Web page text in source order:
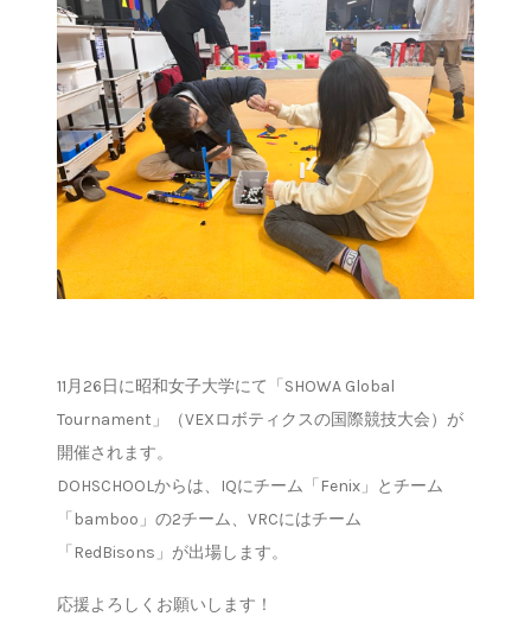
11月26日に昭和女子大学にて「SHOWA Global
Tournament」（VEXロボティクスの国際競技大会）が
開催されます。
DOHSCHOOLからは、IQにチーム「Fenix」とチーム
「bamboo」の2チーム、VRCにはチーム
「RedBisons」が出場します。
応援よろしくお願いします！